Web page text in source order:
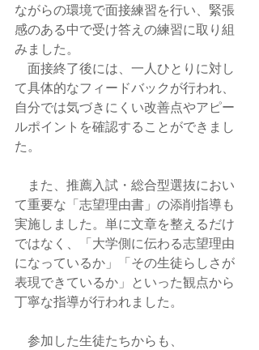
ながらの環境で面接練習を行い、緊張
感のある中で受け答えの練習に取り組
みました。
面接終了後には、一人ひとりに対し
て具体的なフィードバックが行われ、
自分では気づきにくい改善点やアピー
ルポイントを確認することができまし
た。
また、推薦入試・総合型選抜におい
て重要な「志望理由書」の添削指導も
実施しました。単に文章を整えるだけ
ではなく、「大学側に伝わる志望理由
になっているか」「その生徒らしさが
表現できているか」といった観点から
丁寧な指導が行われました。
参加した生徒たちからも、